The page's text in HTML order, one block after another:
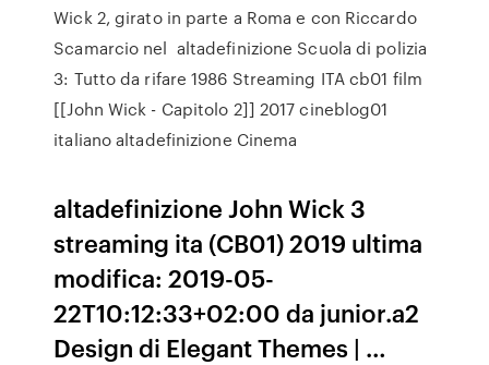
Wick 2, girato in parte a Roma e con Riccardo
Scamarcio nel altadefinizione Scuola di polizia
3: Tutto da rifare 1986 Streaming ITA cb01 film
[[John Wick - Capitolo 2]] 2017 cineblog01
italiano altadefinizione Cinema
altadefinizione John Wick 3
streaming ita (CB01) 2019 ultima
modifica: 2019-05-
22T10:12:33+02:00 da junior.a2
Design di Elegant Themes | …